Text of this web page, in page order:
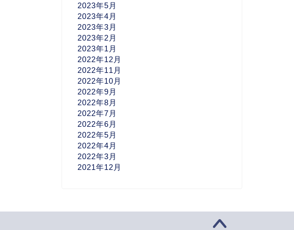
2023年5月
2023年4月
2023年3月
2023年2月
2023年1月
2022年12月
2022年11月
2022年10月
2022年9月
2022年8月
2022年7月
2022年6月
2022年5月
2022年4月
2022年3月
2021年12月